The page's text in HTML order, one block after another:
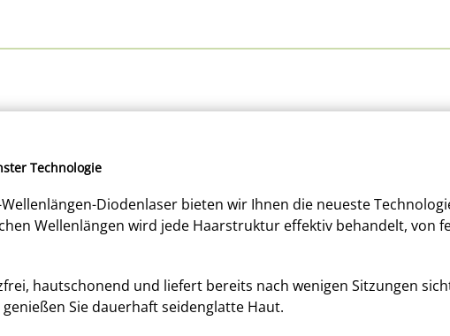
Technologie
Diodenlaser bieten wir Ihnen die neueste
Wellenlängen wird jede Haarstruktur effektiv behandelt, von
hautschonend und liefert bereits nach wenigen Sitzungen
Sie dauerhaft seidenglatte Haut.